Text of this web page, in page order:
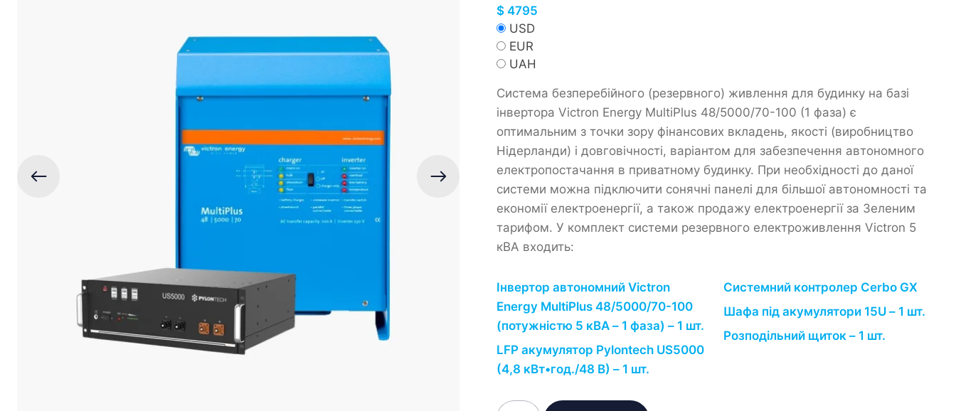
$4795
USD
EUR
UAH
Система безперебійного (резервного) живлення для будинку на базі
інвертора Victron Energy MultiPlus 48/5000/70-100 (1 фаза) є
оптимальним з точки зору фінансових вкладень, якості (виробництво
Нідерланди) і довговічності, варіантом для забезпечення автономного
електропостачання в приватному будинку. При необхідності до даної
системи можна підключити сонячні панелі для більшої автономності та
економії електроенергії, а також продажу електроенергії за Зеленим
тарифом. У комплект системи резервного електроживлення Victron 5
кВА входить:
Інвертор автономний Victron
Energy MultiPlus 48/5000/70-100
(потужністю 5 кВА – 1 фаза) – 1 шт.
LFP акумулятор Pylontech US5000
(4,8 кВт•год./48 В) – 1 шт.
Системний контролер Cerbo GX
Шафа під акумулятори 15U – 1 шт.
Розподільний щиток – 1 шт.